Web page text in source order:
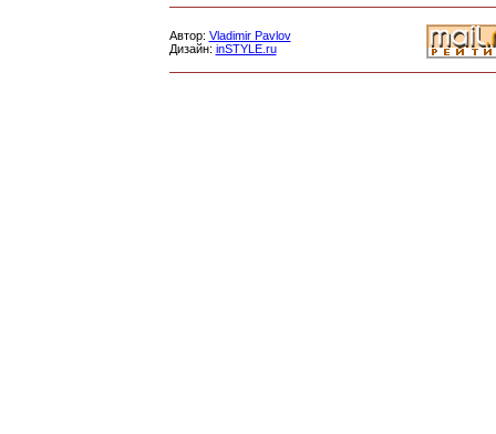
Автор: Vladimir Pavlov
Дизайн: inSTYLE.ru